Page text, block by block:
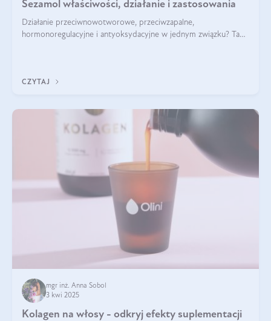
Sezamol właściwości, działanie i zastosowania
Działanie przeciwnowotworowe, przeciwzapalne,
hormonoregulacyjne i antyoksydacyjne w jednym związku? Tak
CZYTAJ
mgr inż. Anna Sobol
3 kwi 2025
Kolagen na włosy - odkryj efekty suplementacji